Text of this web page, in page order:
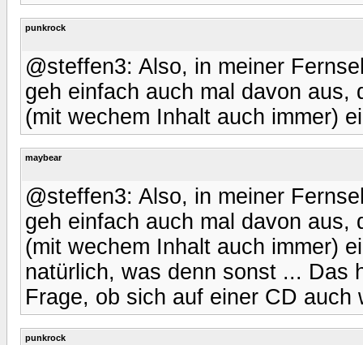
punkrock
@steffen3: Also, in meiner
geh einfach auch mal davon aus,
(mit wechem Inhalt auch immer)
maybear
@steffen3: Also, in meiner
geh einfach auch mal davon aus,
(mit wechem Inhalt auch immer)
natürlich, was denn sonst ... Das
Frage, ob sich auf einer CD auch
punkrock